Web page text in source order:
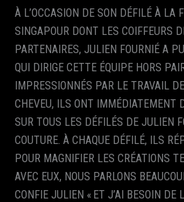
À L’OCCASION DE SON DÉFILÉ À LA
SINGAPOUR DONT LES COIFFEURS
PARTENAIRES, JULIEN FOURNIÉ A
QUI DIRIGE CETTE ÉQUIPE HORS
IMPRESSIONNÉS PAR LE TRAVAIL
CHEVEU, ILS ONT IMMÉDIATEMENT
SUR TOUS LES DÉFILÉS DE JULIEN
COUTURE. À CHAQUE DÉFILÉ, ILS
POUR MAGNIFIER LES CRÉATIONS
AVEC EUX, NOUS PARLONS
CONFIE JULIEN « ET J’AI BESOIN